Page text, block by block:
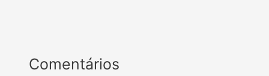
Comentários